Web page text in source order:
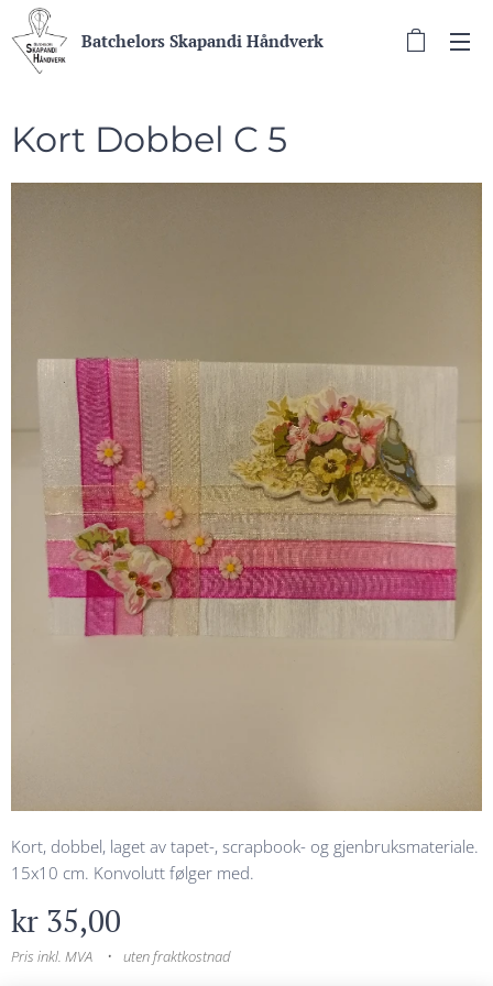
Batchelors Skapandi Håndverk
Kort Dobbel C 5
Kort, dobbel, laget av tapet-, scrapbook- og gjenbruksmateriale.
15x10 cm. Konvolutt følger med.
kr 35,00
Pris inkl. MVA uten fraktkostnad